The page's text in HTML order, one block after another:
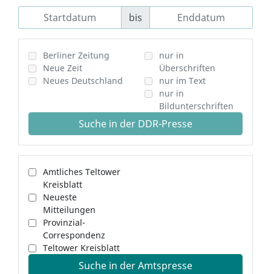
bis
Berliner Zeitung
Neue Zeit
Neues Deutschland
nur in
Überschriften
nur im Text
nur in
Bildunterschriften
Suche in der DDR-Presse
Amtliches Teltower
Kreisblatt
Neueste
Mitteilungen
Provinzial-
Correspondenz
Teltower Kreisblatt
Suche in der Amtspresse